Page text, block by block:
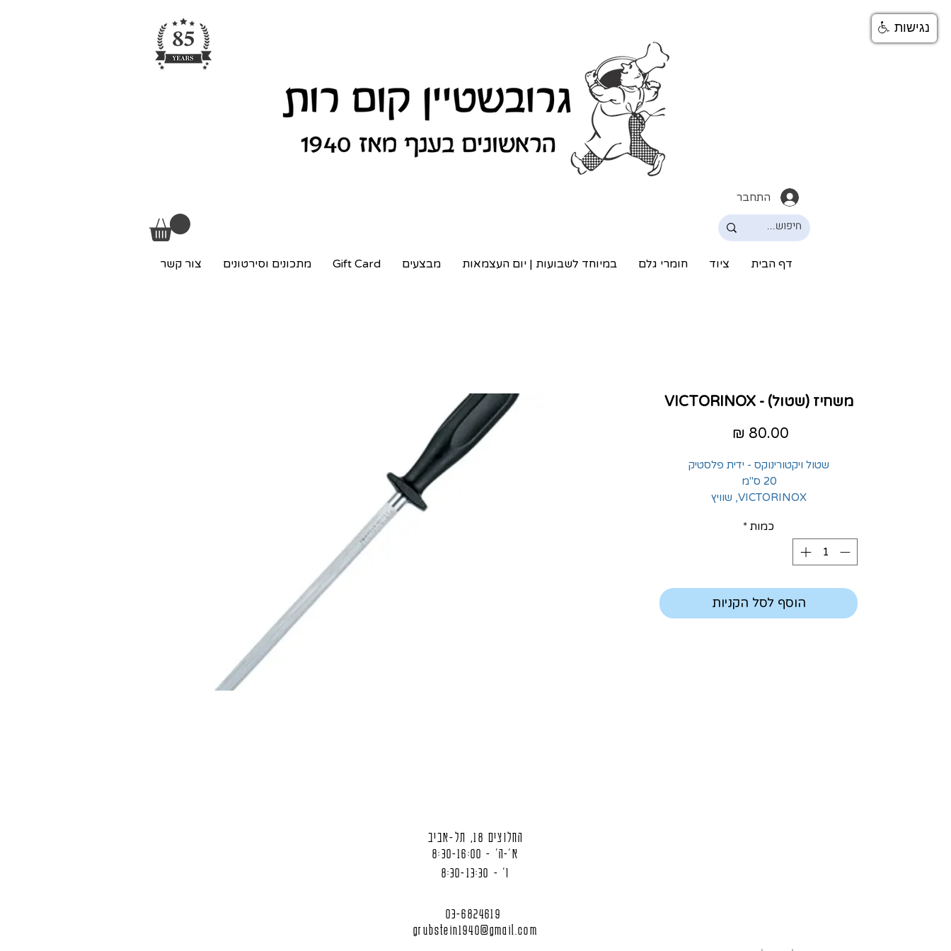
התחבר
דף הבית ציוד חומרי גלם במיוחד לשבועות | יום העצמאות מבצעים Gift Card מתכונים וסירטונים צור קשר
משחיז (שטול) - VICTORINOX
שטול ויקטורינוקס - ידית פלסטיק
20 ס"מ
VICTORINOX, שוויץ
כמות *
הוסף לסל הקניות
החלוצים 18, תל-אביב
א'-ה' - 8:30-16:00
ו' - 8:30-13:30
03-6824619
grubstein1940@gmail.com
נגישות